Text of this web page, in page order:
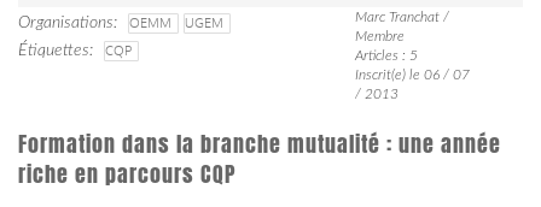
Organisations OEMM
UGEM
Étiquettes
CQP
Marc Tranchat /
Membre
Articles : 5
Inscrit(e) le 06 / 07
/ 2013
Formation dans la branche mutualité : une année
riche en parcours CQP